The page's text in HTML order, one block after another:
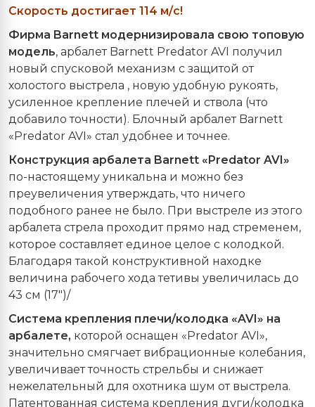
Скорость достигает 114 м/с!
Фирма Barnett модернизировала свою топовую
модель, арбалет Barnett Predator AVI получил
новый спусковой механизм с защитой от
холостого выстрела , новую удобную рукоять,
усиленное крепление плечей и ствола (что
добавило точности). Блочный арбалет Barnett
«Predator AVI» стал удобнее и точнее.
Конструкция арбалета Barnett «Predator AVI»
по-настоящему уникальна и можно без
преувеличения утверждать, что ничего
подобного ранее не было. При выстреле из этого
арбалета стрела проходит прямо над стременем,
которое составляет единое целое с колодкой.
Благодаря такой конструктивной находке
величина рабочего хода тетивы увеличилась до
43 см (17")/
Система крепления плечи/колодка «AVI» на
арбалете, которой оснащен «Predator AVI»,
значительно смягчает вибрационные колебания,
увеличивает точность стрельбы и снижает
нежелательный для охотника шум от выстрела.
Патентованная система крепления дуги/колодка